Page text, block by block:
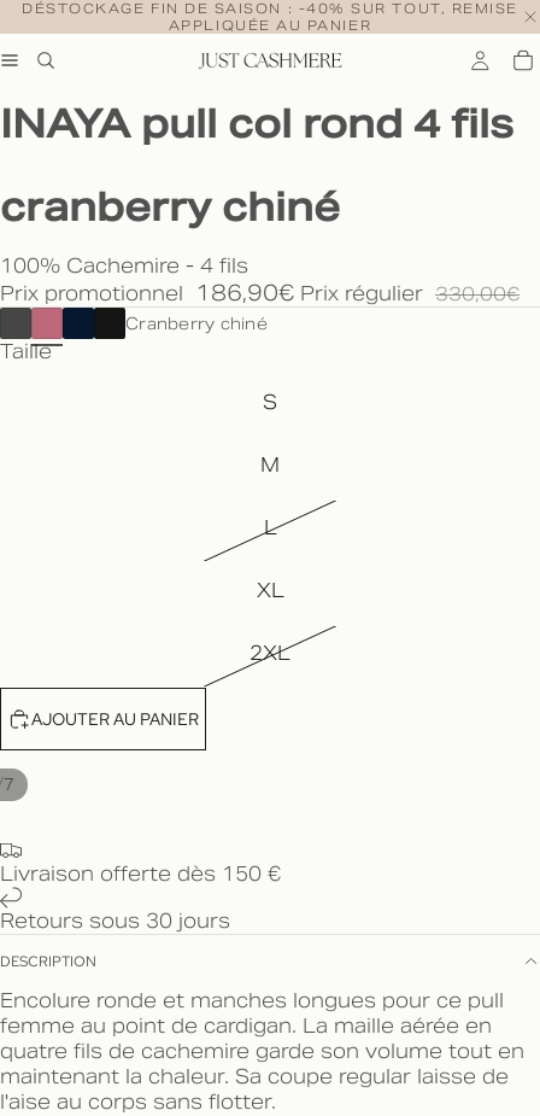
DÉSTOCKAGE FIN DE SAISON : -40% SUR TOUT, REMISE
APPLIQUÉE AU PANIER
7
INAYA pull col rond 4 fils
cranberry chiné
100% Cachemire - 4 fils
Prix promotionnel
186,90€ Prix régulier 330,00€
Cranberry chiné
Taille
S
M
L
XL
2XL
AJOUTER AU PANIER
Livraison offerte dès 150 €
Retours sous 30 jours
DESCRIPTION
Encolure ronde et manches longues pour ce pull
femme au point de cardigan. La maille aérée en
quatre fils de cachemire garde son volume tout en
maintenant la chaleur. Sa coupe regular laisse de
l'aise au corps sans flotter.